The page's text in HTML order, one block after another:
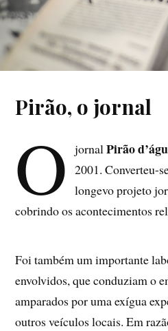
Pirão, o jornal
O jornalPirão
2001. Converteu-
longevo projeto
cobrindo os acontecimentos
Foi também um importante
envolvidos, que conduziam o
amparados por uma exígua
outros veículos locais. Em